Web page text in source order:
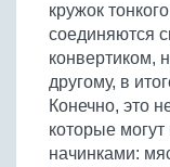
кружок
соединяются
конвертиком,
другому, в
Конечно, это
которые
начинками: